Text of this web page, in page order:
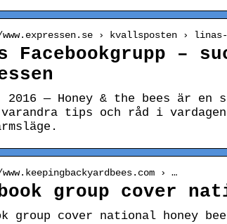
› kvallsposten › linas-
Facebookgrupp –
2016 — Honey & the bees är en
varandra tips och råd i
› …
group cover
group cover national honey